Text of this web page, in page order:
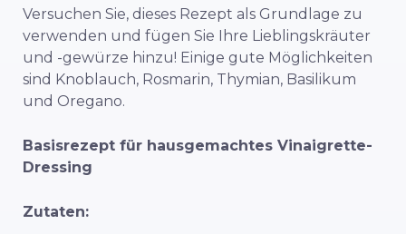
Versuchen Sie, dieses Rezept als Grundlage zu
verwenden und fügen Sie Ihre Lieblingskräuter
und -gewürze hinzu! Einige gute Möglichkeiten
sind Knoblauch, Rosmarin, Thymian, Basilikum
und Oregano.
Basisrezept für hausgemachtes Vinaigrette-
Dressing
Zutaten: